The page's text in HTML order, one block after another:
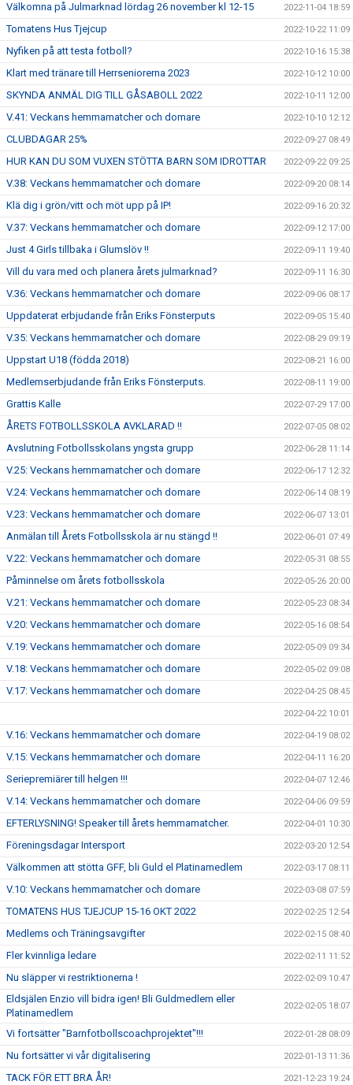
Välkomna på Julmarknad lördag 26 november kl 12-15 2022-11-04 18:59
Tomatens Hus Tjejcup 2022-10-22 11:09
Nyfiken på att testa fotboll? 2022-10-16 15:38
Klart med tränare till Herrseniorerna 2023 2022-10-12 10:00
SKYNDA ANMÄL DIG TILL GÅSABOLL 2022 2022-10-11 12:00
V.41: Veckans hemmamatcher och domare 2022-10-10 12:12
CLUBDAGAR 25% 2022-09-27 08:49
HUR KAN DU SOM VUXEN STÖTTA BARN SOM IDROTTAR 2022-09-22 09:25
V.38: Veckans hemmamatcher och domare 2022-09-20 08:14
Klä dig i grön/vitt och möt upp på IP! 2022-09-16 20:32
V.37: Veckans hemmamatcher och domare 2022-09-12 17:00
Just 4 Girls tillbaka i Glumslöv !! 2022-09-11 19:40
Vill du vara med och planera årets julmarknad? 2022-09-11 16:30
V.36: Veckans hemmamatcher och domare 2022-09-06 08:17
Uppdaterat erbjudande från Eriks Fönsterputs 2022-09-05 15:40
V.35: Veckans hemmamatcher och domare 2022-08-29 09:19
Uppstart U18 (födda 2018) 2022-08-21 16:00
Medlemserbjudande från Eriks Fönsterputs. 2022-08-11 19:00
Grattis Kalle 2022-07-29 17:00
ÅRETS FOTBOLLSSKOLA AVKLARAD !! 2022-07-05 08:02
Avslutning Fotbollsskolans yngsta grupp 2022-06-28 11:14
V.25: Veckans hemmamatcher och domare 2022-06-17 12:32
V.24: Veckans hemmamatcher och domare 2022-06-14 08:19
V.23: Veckans hemmamatcher och domare 2022-06-07 13:01
Anmälan till Årets Fotbollsskola är nu stängd !! 2022-06-01 07:49
V.22: Veckans hemmamatcher och domare 2022-05-31 08:55
Påminnelse om årets fotbollsskola 2022-05-26 20:00
V.21: Veckans hemmamatcher och domare 2022-05-23 08:34
V.20: Veckans hemmamatcher och domare 2022-05-16 08:54
V.19: Veckans hemmamatcher och domare 2022-05-09 09:34
V.18: Veckans hemmamatcher och domare 2022-05-02 09:08
V.17: Veckans hemmamatcher och domare 2022-04-25 08:45
2022-04-22 10:01
V.16: Veckans hemmamatcher och domare 2022-04-19 08:02
V.15: Veckans hemmamatcher och domare 2022-04-11 16:20
Seriepremiärer till helgen !!! 2022-04-07 12:46
V.14: Veckans hemmamatcher och domare 2022-04-06 09:59
EFTERLYSNING! Speaker till årets hemmamatcher. 2022-04-01 10:30
Föreningsdagar Intersport 2022-03-20 12:54
Välkommen att stötta GFF, bli Guld el Platinamedlem 2022-03-17 08:11
V.10: Veckans hemmamatcher och domare 2022-03-08 07:59
TOMATENS HUS TJEJCUP 15-16 OKT 2022 2022-02-25 12:54
Medlems och Träningsavgifter 2022-02-15 08:40
Fler kvinnliga ledare 2022-02-11 11:52
Nu släpper vi restriktionerna ! 2022-02-09 10:47
Eldsjälen Enzio vill bidra igen! Bli Guldmedlem eller
Platinamedlem
2022-02-05 18:07
Vi fortsätter "Barnfotbollscoachprojektet"!!! 2022-01-28 08:09
Nu fortsätter vi vår digitalisering 2022-01-13 11:36
TACK FÖR ETT BRA ÅR! 2021-12-23 19:24